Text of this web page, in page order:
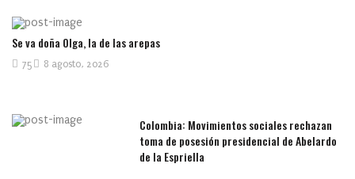
Se va doña Olga, la de las arepas
8 agosto, 2026
75
Colombia: Movimientos sociales rechazan
toma de posesión presidencial de Abelardo
de la Espriella